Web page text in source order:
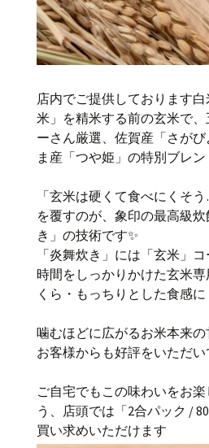
店内でご提供しております
米」を精米する前の玄米で
ーさん厳選、佐賀産「さが
ま産「つや姫」の特別ブレン
「玄米は硬くて食べにくそ
を覆すのが、象印の最高級
き」の技術です✨
「炎舞炊き」には「玄米」
時間をしっかりかけた玄米
くら・もっちりとした食感に
噛むほどに広がるお米本来の
お客様からも好評をいただい
ご自宅でもこの味わいをお
う、店頭では「2合パック /
買い求めいただけます️